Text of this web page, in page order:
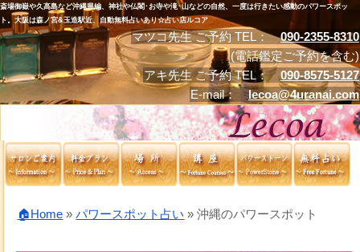
斎場御嶽や久高島など沖縄県編、神社や仏閣･お寺や滝･山などの自然、一度は行きたい感動のパワースポッ
ト。大阪は森ノ宮&玉造駅近、自動無料占いあり☆占い店ルコア
マツコ先生 ご予約 TEL：090-2355-8310
(電話鑑定ご予約を含む)
アキ先生 ご予約 TEL：090-8575-5127
E-mail：lecoa@4uranai.com
🏠Home »パワースポット占い »沖縄のパワースポット